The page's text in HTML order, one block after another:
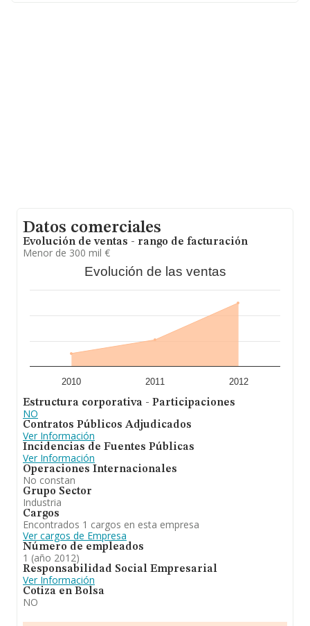
Datos comerciales
Evolución de ventas - rango de facturación
Menor de 300 mil €
Evolución de las ventas
2010 2011 2012
Estructura corporativa - Participaciones
NO
Contratos Públicos Adjudicados
Ver Información
Incidencias de Fuentes Públicas
Ver Información
Operaciones Internacionales
No constan
Grupo Sector
Industria
Cargos
Encontrados 1 cargos en esta empresa
Ver cargos de Empresa
Número de empleados
1 (año 2012)
Responsabilidad Social Empresarial
Ver Información
Cotiza en Bolsa
NO